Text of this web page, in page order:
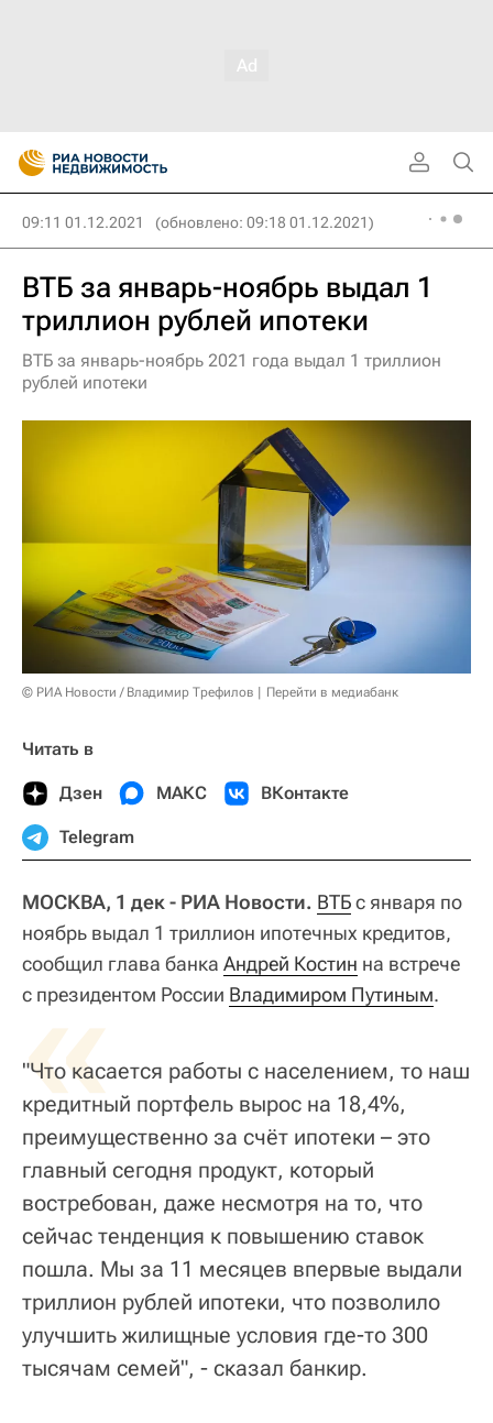
09:11 01.12.2021 (обновлено: 09:18 01.12.2021)
ВТБ за январь-ноябрь выдал 1
триллион рублей ипотеки
ВТБ за январь-ноябрь 2021 года выдал 1 триллион
рублей ипотеки
© РИА Новости / Владимир Трефилов Перейти в медиабанк
Читать в
Дзен МАКС ВКонтакте
Telegram
МОСКВА, 1 дек - РИА Новости. ВТБс января по
ноябрь выдал 1 триллион ипотечных кредитов,
сообщил глава банка Андрей Костин на встрече
с президентом России Владимиром Путиным.
«
"Что касается работы с населением, то наш
кредитный портфель вырос на 18,4%,
преимущественно за счёт ипотеки – это
главный сегодня продукт, который
востребован, даже несмотря на то, что
сейчас тенденция к повышению ставок
пошла. Мы за 11 месяцев впервые выдали
триллион рублей ипотеки, что позволило
улучшить жилищные условия где-то 300
тысячам семей", - сказал банкир.